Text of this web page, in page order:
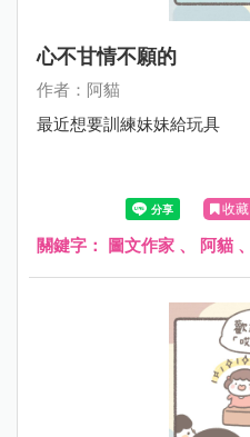
心不甘情不願的
作者：阿貓
最近想要訓練妹妹給玩具
收藏
關鍵字： 圖文作家 、 阿貓 、